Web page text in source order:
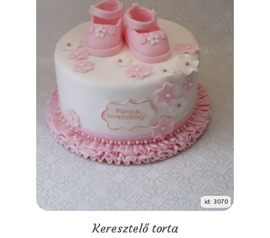
id: 3070
Keresztelő torta